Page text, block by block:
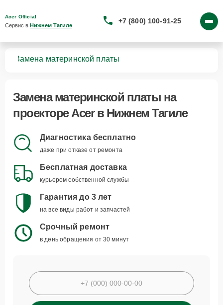
Acer Official
Сервис в Нижнем Тагиле
+7 (800) 100-91-25
Замена материнской платы
Замена материнской платы на
проекторе Acer в Нижнем Тагиле
Диагностика бесплатно
даже при отказе от ремонта
Бесплатная доставка
курьером собственной службы
Гарантия до 3 лет
на все виды работ и запчастей
Срочный ремонт
в день обращения от 30 минут